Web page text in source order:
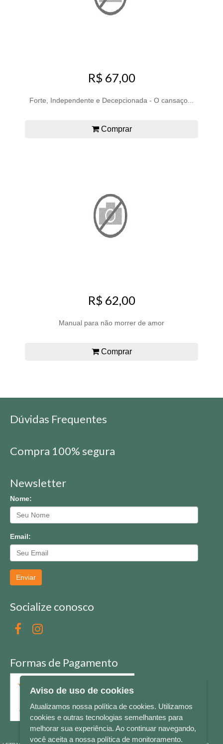
R$ 67,00
Forte, Independente e Decepcionada - O cansaço...
Comprar
R$ 62,00
Manual para não morrer de amor
Comprar
Dúvidas Frequentes
Compra 100% segura
Newsletter
Nome:
Email:
Enviar
Socialize conosco
Formas de Pagamento
Aviso de uso de cookies
Atualizamos nossa política de cookies. Utilizamos
cookies e outras tecnologias semelhantes para
melhorar sua experiência. Ao continuar navegando,
você aceita a nossa política de monitoramento.